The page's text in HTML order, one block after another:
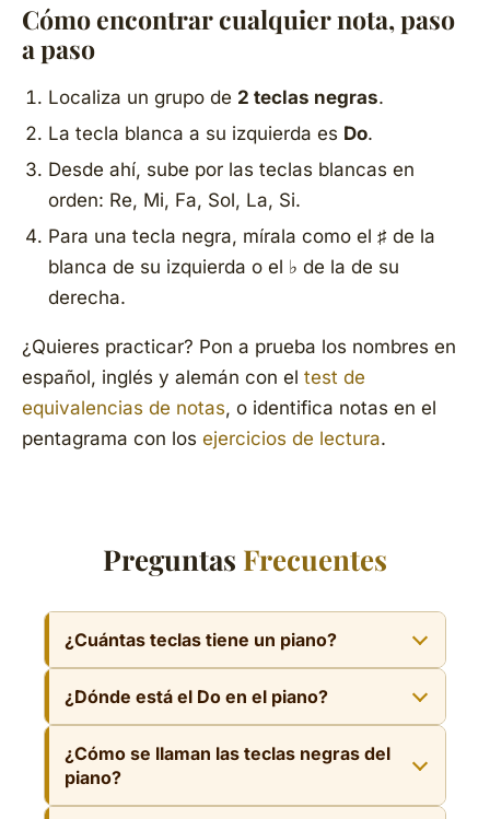
Cómo encontrar cualquier nota, paso
a paso
Localiza un grupo de 2 teclas negras.
La tecla blanca a su izquierda es Do.
Desde ahí, sube por las teclas blancas en
orden: Re, Mi, Fa, Sol, La, Si.
Para una tecla negra, mírala como el ♯ de la
blanca de su izquierda o el ♭ de la de su
derecha.
¿Quieres practicar? Pon a prueba los nombres en
español, inglés y alemán con el test de
equivalencias de notas, o identifica notas en el
pentagrama con los ejercicios de lectura.
Preguntas Frecuentes
¿Cuántas teclas tiene un piano?
y 36 negras. Abarcan algo más de siete
hasta el Do₈ (la más aguda). Los teclados y
pianos digitales suelen tener 61, 76 u 88
¿Dónde está el Do en el piano?
izquierda de cada grupo de 2 teclas negras.
El Do central (Do₄) es el que queda más
¿Cómo se llaman las teclas negras del
piano?